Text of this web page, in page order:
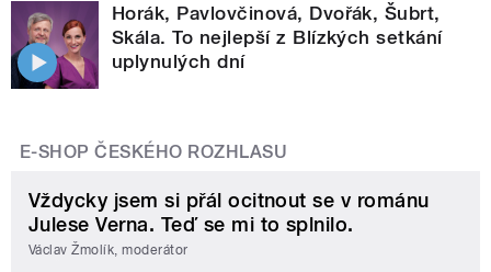
Horák, Pavlovčinová, Dvořák, Šubrt,
Skála. To nejlepší z Blízkých setkání
uplynulých dní
E-SHOP ČESKÉHO ROZHLASU
Vždycky jsem si přál ocitnout se v románu
Julese Verna. Teď se mi to splnilo.
Václav Žmolík, moderátor